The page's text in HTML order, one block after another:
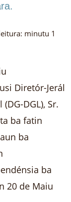
minutu 1
Diretór-Jerál
DGL), Sr.
ba fatin
ba
ba
20 de Maiu